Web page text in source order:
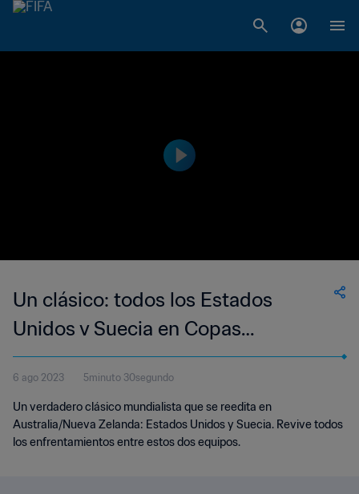
Un clásico: todos los Estados
Unidos v Suecia en Copas
Mundiales Femeninas
6 ago 2023 5minuto 30segundo
Un verdadero clásico mundialista que se reedita en
Australia/Nueva Zelanda: Estados Unidos y Suecia. Revive todos
los enfrentamientos entre estos dos equipos.